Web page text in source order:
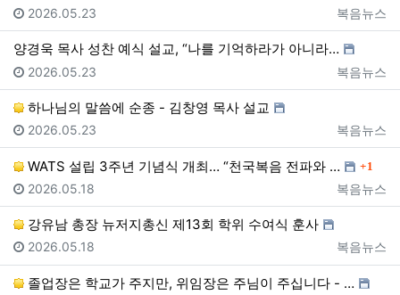
등록자
복음뉴스
등록일
2026.05.23
양경욱 목사 성찬 예식 설교, “나를 기억하라가 아니라…
등록자
복음뉴스
등록일
2026.05.23
하나님의 말씀에 순종 - 김창영 목사 설교
등록자
복음뉴스
등록일
2026.05.23
WATS 설립 3주년 기념식 개최… “천국복음 전파와 … 댓글
1
등록자
복음뉴스
등록일
2026.05.18
강유남 총장 뉴저지총신 제13회 학위 수여식 훈사
등록자
복음뉴스
등록일
2026.05.18
졸업장은 학교가 주지만, 위임장은 주님이 주십니다 - …